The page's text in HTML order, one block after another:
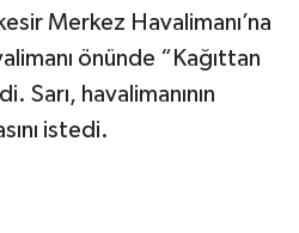
Merkez Havalimanı’na
önünde “Kağıttan
Sarı, havalimanının
istedi.